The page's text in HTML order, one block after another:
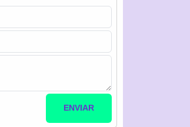
ENVIAR